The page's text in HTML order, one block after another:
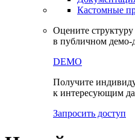
API and Data
Готовые
в публичном демо-
к интересующим